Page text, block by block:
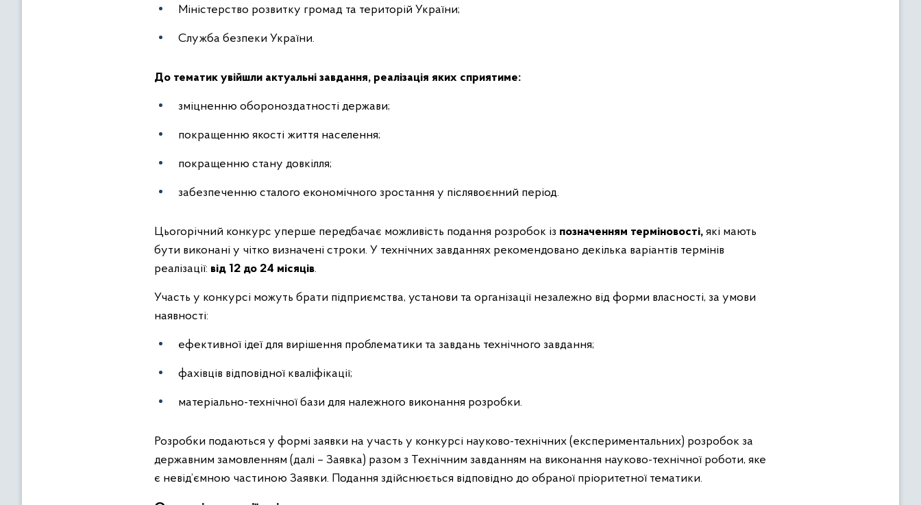
Міністерство розвитку громад та територій України;
Служба безпеки України.
До тематик увійшли актуальні завдання, реалізація яких сприятиме:
зміцненню обороноздатності держави;
покращенню якості життя населення;
покращенню стану довкілля;
забезпеченню сталого економічного зростання у післявоєнний період.
Цьогорічний конкурс уперше передбачає можливість подання розробок із позначенням терміновості, які мають
бути виконані у чітко визначені строки. У технічних завданнях рекомендовано декілька варіантів термінів
реалізації: від 12 до 24 місяців.
Участь у конкурсі можуть брати підприємства, установи та організації незалежно від форми власності, за умови
наявності:
ефективної ідеї для вирішення проблематики та завдань технічного завдання;
фахівців відповідної кваліфікації;
матеріально-технічної бази для належного виконання розробки.
Розробки подаються у формі заявки на участь у конкурсі науково-технічних (експериментальних) розробок за
державним замовленням (далі – Заявка) разом з Технічним завданням на виконання науково-технічної роботи, яке
є невід’ємною частиною Заявки. Подання здійснюється відповідно до обраної пріоритетної тематики.